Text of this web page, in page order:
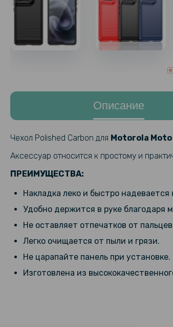
Описание
Чехол Polished Carbon для Motorola Moto
Аксессуар относится к простому и
ПРЕИМУЩЕСТВА:
Накладка леко и быстро
Удобно держится в руке благодаря
Не оставляет отпечатков от
Легко очищается от пыли и грязи.
Не царапайте панель при установке.
Изготовлена ​​из